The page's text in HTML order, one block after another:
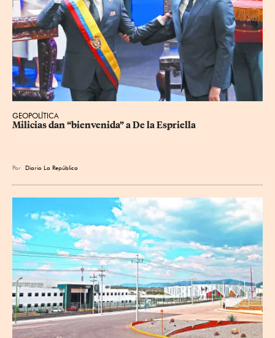
GEOPOLÍTICA
Milicias dan “bienvenida” a De la Espriella
Por Diario La República